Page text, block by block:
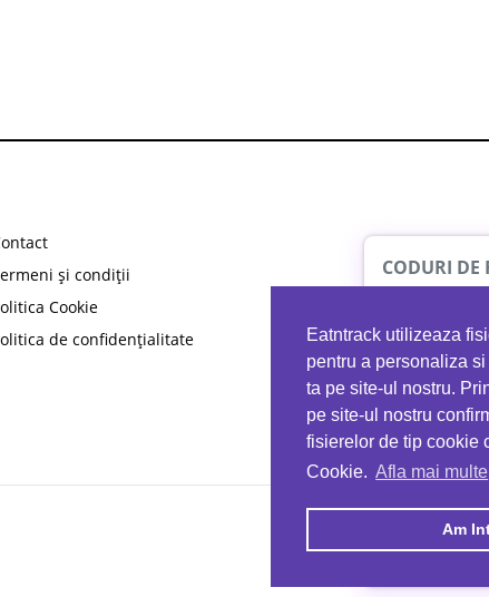
Eatntrack utilizeaza
pentru a personaliza
ta pe site-ul nostru.
pe site-ul nostru
fisierelor de tip cookie
Cookie. Afla mai multe
Am
și condiții
Cookie
de confidențialitate
CODURI DE
PROTO41
reducere la orice comandă
EATNTRACK
Ai40%